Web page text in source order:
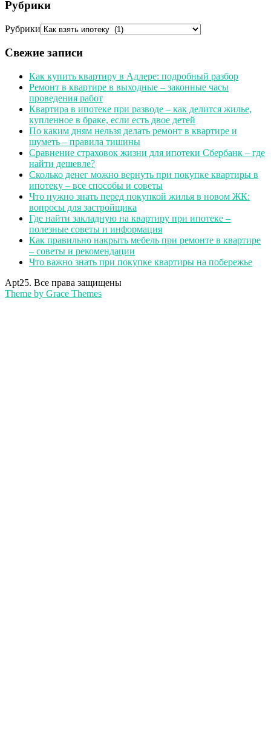
Рубрики
Рубрики
Свежие записи
Как купить квартиру в Адлере: подробный разбор
Ремонт в квартире в выходные – законные часы
проведения работ
Квартира в ипотеке при разводе – как делится жилье,
купленное в браке, если есть двое детей
По каким дням нельзя делать ремонт в квартире и
шуметь – правила тишины
Сравнение страховок жизни для ипотеки Сбербанк – где
найти дешевле?
Сколько денег можно вернуть при покупке квартиры в
ипотеку – все способы и советы
Что нужно знать перед покупкой жилья в новом ЖК:
вопросы для застройщика
Где найти закладную на квартиру при ипотеке –
полезные советы и информация
Как правильно накрыть мебель при ремонте в квартире
– советы и рекомендации
Что важно знать при покупке квартиры на побережье
Apt25. Все права защищены
Theme by Grace Themes